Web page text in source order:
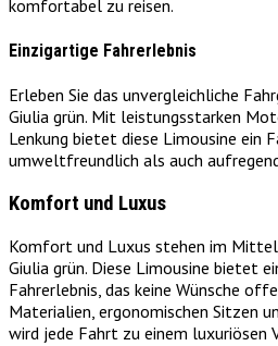
komfortabel zu reisen.
Einzigartige Fahrerlebnis
Erleben Sie das unvergleichliche
Giulia grün. Mit leistungsstarken
Lenkung bietet diese Limousine ein
umweltfreundlich als auch
Komfort und Luxus
Komfort und Luxus stehen im
Giulia grün. Diese Limousine bietet
Fahrerlebnis, das keine Wünsche
Materialien, ergonomischen Sitzen
wird jede Fahrt zu einem luxuriösen